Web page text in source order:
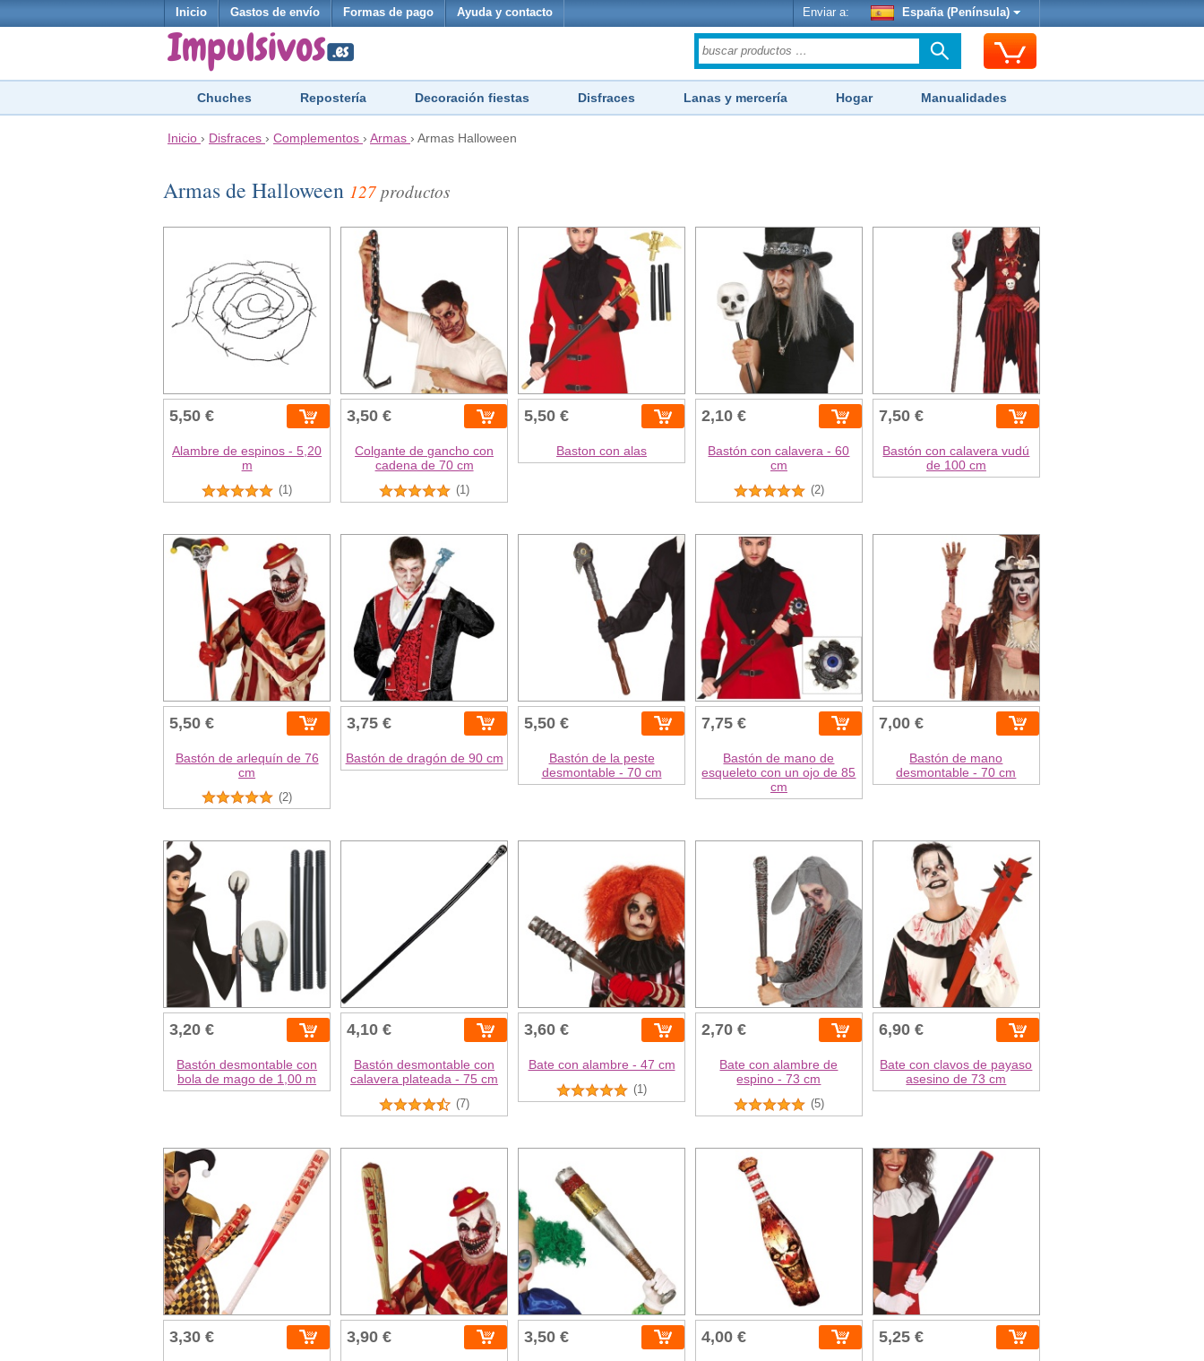
Inicio Gastos de envío Formas de pago Ayuda y contacto Enviar a: España (Península)
Chuches Repostería Decoración fiestas Disfraces Lanas y mercería Hogar Manualidades
Inicio › Disfraces › Complementos › Armas › Armas Halloween
Armas de Halloween 127 productos
5,50 €
Alambre de espinos - 5,20
m
(1)
3,50 €
Colgante de gancho con
cadena de 70 cm
(1)
5,50 €
Baston con alas
2,10 €
Bastón con calavera - 60
cm
(2)
7,50 €
Bastón con calavera vudú
de 100 cm
5,50 €
Bastón de arlequín de 76
cm
(2)
3,75 €
Bastón de dragón de 90 cm
5,50 €
Bastón de la peste
desmontable - 70 cm
7,75 €
Bastón de mano de
esqueleto con un ojo de 85
cm
7,00 €
Bastón de mano
desmontable - 70 cm
3,20 €
Bastón desmontable con
bola de mago de 1,00 m
4,10 €
Bastón desmontable con
calavera plateada - 75 cm
(7)
3,60 €
Bate con alambre - 47 cm
(1)
2,70 €
Bate con alambre de
espino - 73 cm
(5)
6,90 €
Bate con clavos de payaso
asesino de 73 cm
3,30 € 3,90 € 3,50 € 4,00 € 5,25 €